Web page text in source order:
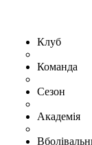
Клуб
Команда
Сезон
Академія